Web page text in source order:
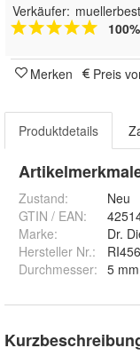
Verkäufer:
Merken Preis
Produktdetails
Zustand:
Neu
GTIN / EAN:
Marke:
Dr.
Hersteller Nr.:
Durchmesser: